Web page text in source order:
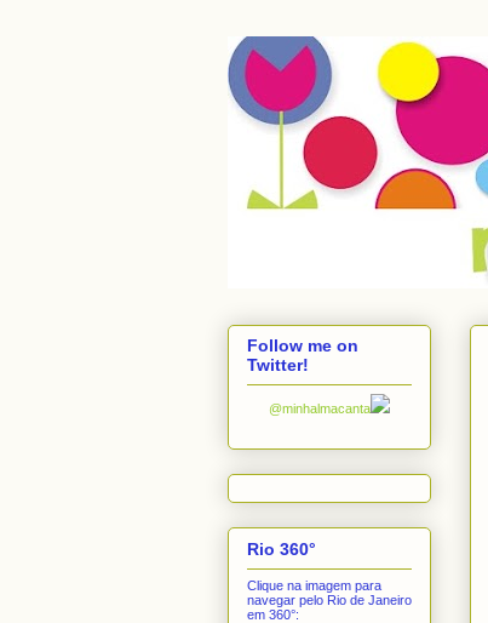
Follow me on
Twitter!
@minhalmacanta
Rio 360°
Clique na imagem para
navegar pelo Rio de Janeiro
em 360°: